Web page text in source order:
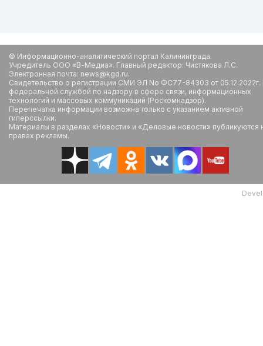
© Информационно-аналитический портал Калининграда.
Учредитель ООО «В-Медиа». Главный редактор: Чистякова Л.С.
Электронная почта: news@kgd.ru.
Свидетельство о регистрации СМИ ЭЛ No ФС77-84303 от
федеральной службой по надзору в сфере связи, информационных
технологий и массовых коммуникаций (Роскомнадзор).
Перепечатка информации возможна только с указанием активной
гиперссылки.
Материалы в разделах «Новости» и «Деловые новости» публикуются
правах рекламы.